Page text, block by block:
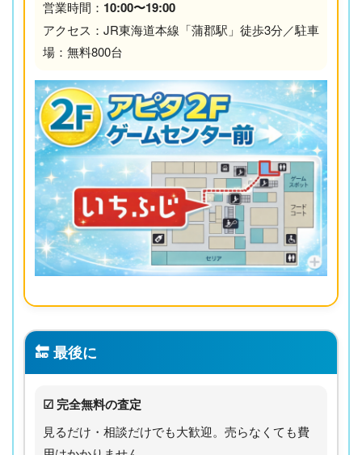
営業時間： 10:00〜19:00
アクセス：JR東海道本線「蒲郡駅」徒歩3分／駐車
場：無料800台
🔚 最後に
☑ 完全無料の査定
見るだけ・相談だけでも大歓迎。売らなくても費